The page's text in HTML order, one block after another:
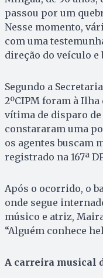
passou por um
Nesse momento,
com uma
direção do veículo e
Segundo a
2ºCIPM foram à
vítima de disparo
constararam uma
os agentes buscam
registrado na 167ª
Após o ocorrido, o
onde segue
músico e atriz,
“Alguém conhece
A carreira musical